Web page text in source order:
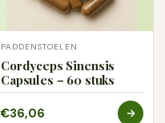
PADDENSTOELEN
Cordyceps Sinensis
Capsules – 60 stuks
€36,06